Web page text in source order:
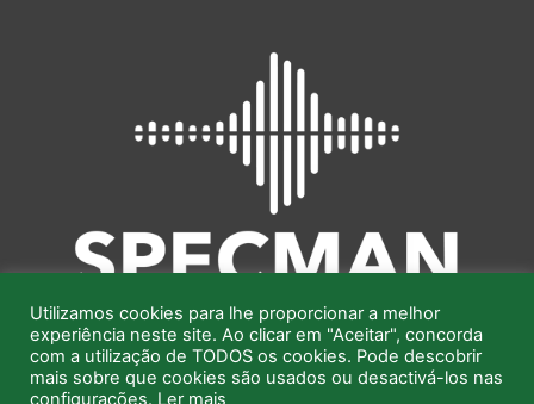
Utilizamos cookies para lhe proporcionar a melhor
experiência neste site. Ao clicar em "Aceitar", concorda
com a utilização de TODOS os cookies. Pode descobrir
mais sobre que cookies são usados ou desactivá-los nas
configurações. Ler mais